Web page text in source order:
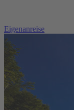
Eigenanreise